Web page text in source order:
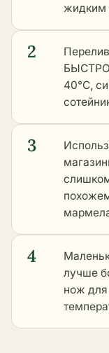
жидким
2
БЫСТРО
40°C,
3
4
лучше
нож для